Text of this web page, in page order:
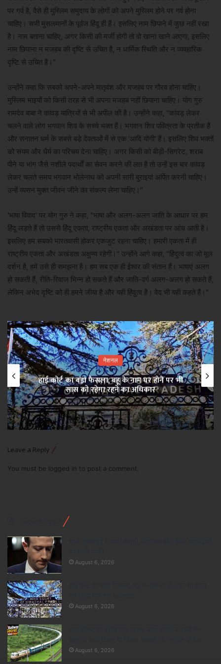
पर गर्व है, वैसे ही मुस्लिम समुदाय के लोगों को अपने मुस्लिम होने पर गर्व होना
चाहिए। सभी मुसलमानों के पूर्वज हिंदू ही हैं। इसलिए नाम छिपाने में कुछ नहीं रखा
है। नाम बताना चाहिए, अगर किसी की मर्जी होगी तो वो खाना खाने आएगा, इसलिए
नाम छिपाना न मजहब की दृष्टि से उचित है, न धार्मिक स्थिति और न व्यवहारिक
दृष्टि से उचित है।"
उन्होंने कहा कि सबको अपने-अपने मातृवंश और मजहब पर गौरव होना चाहिए।
मुस्लिम भाइयों को किसी तरह से भी अपना मजहब नहीं छिपाना चाहिए। योग गुरु
रामदेव बाबा ने कांवड़ यात्रियों से भी अपील की है। उन्होंने कहा, "कांवड़ लेकर
चलने वाले लोग भगवान शिव के सच्चे भक्त हैं। भगवान शिव पवित्रता के प्रतीक हैं
और सनातन धर्म के सबसे बड़े देवताओं में से एक 'आदि योगी' हैं। इसलिए शिव भक्तों
को संयम और धैर्य का परिचय देना चाहिए। अगर किसी को बीड़ी-सिगरेट, शराब
पीने या भांग जैसे नशीले पदार्थों का सेवन करने की लत है तो उन्हें इस बार कांवड़
लेकर चलते समय भगवान भोलेनाथ को अपनी सारी बुराइयां अर्पित करनी चाहिए।
उन्हें व्यसन मुक्त जीवन जीने का संकल्प लेना चाहिए।"
'भाषा विवाद' पर योग गुरु ने कहा, "भाषा और अलग-अलग जाति के आधार पर हम
हिंदू लड़ते हैं तो उससे हिंदू एकता, राष्ट्रीय एकता और अखंडता पर आंच आती है।
इसलिए हम सबको भारतवासी होकर एकजुट रहना चाहिए। हमारी एकता में ही
राष्ट्रीय एकता और अखंडता अक्षुण्य रहेगी।" उन्होंने आगे कहा, "हिंदुत्व का जो मूल
दर्शन है, हमें उसे ही समझना है। हम सब एक ही ईश्वर की संतान हैं। भाषाएं अलग
हो सकती हैं, रीति-रिवाज भिन्न हो सकते हैं और जाति-वर्ग अलग-अलग हो सकते हैं,
लेकिन अभेद दृष्टि को ही हमने जीया है और यही हिंदुत्व है। वेद भी यही कहते हैं।"
नेशनल
हाई कोर्ट का बड़ा फैसला, बहू के नाम घर होने पर भी
सास को रहेगा रहने का अधिकार
Leave a Reply
You must be logged in to post a comment.
August 6, 2026
August 6, 2026
August 6, 2026